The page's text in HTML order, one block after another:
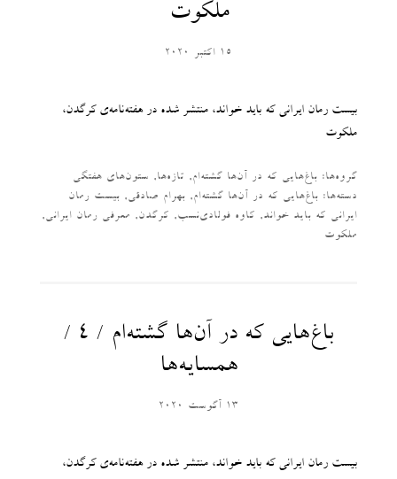
ملکوت
15 اکتبر 2020
بیست رمان ایرانی که باید خواند، منتشر شده در هفته‌نامه‌ی کرگدن،
ملکوت
گروه‌ها: باغ‌هایی که در آن‌ها گشته‌ام, تازه‌ها, ستون‌های هفتگی
دسته‌‌ها: باغ‌هایی که در آن‌ها گشته‌ام, بهرام صادقی, بیست رمان
ایرانی که باید خواند, کاوه فولادی‌نسب, کرگدن, معرفی رمان ایرانی,
ملکوت
باغ‌هایی که در آن‌ها گشته‌ام / ۴ /
همسایه‌ها
13 آگوست 2020
بیست رمان ایرانی که باید خواند، منتشر شده در هفته‌نامه‌ی کرگدن،